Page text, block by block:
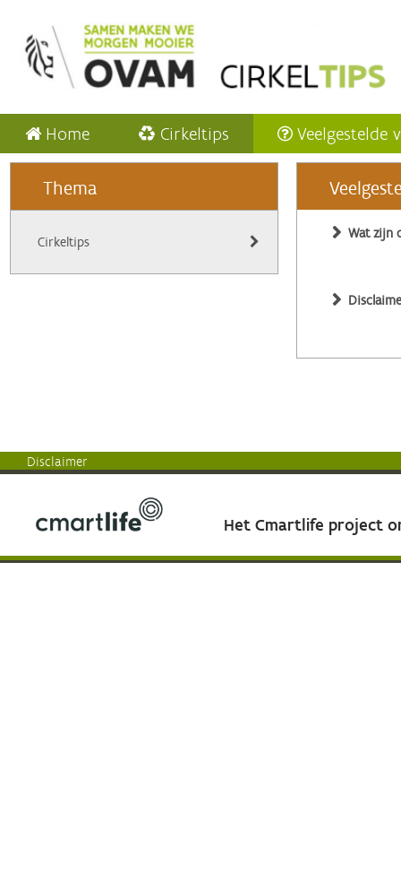
Home Cirkeltips Veelgestelde
Thema
Cirkeltips
Wat zijn
Disclaimer
Het Cmartlife project